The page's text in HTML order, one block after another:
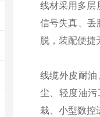
线材采用多层
信号失真、丢
脱，装配便捷
线缆外皮耐
尘、轻度油
栽、小型数控